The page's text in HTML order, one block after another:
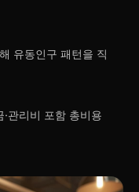
유동인구 패턴을 직
관리비 포함 총비용